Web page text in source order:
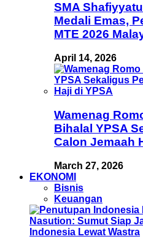
SMA
Medali Emas,
MTE 2026
April 14, 2026
Wamenag
Bihalal YPSA
Calon Jemaah
March 27, 2026
EKONOMI
Bisnis
Keuangan